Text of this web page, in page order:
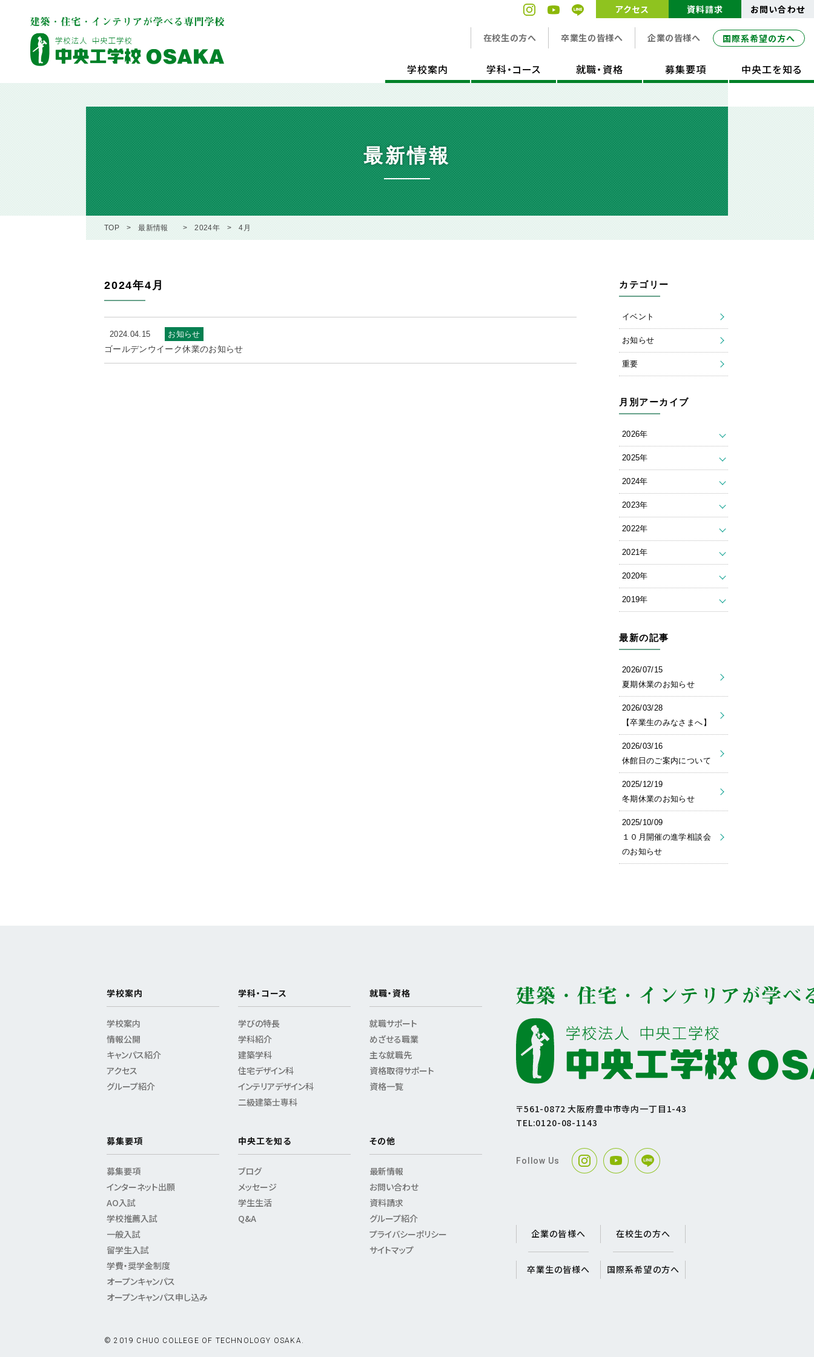
アクセス 資料請求 お問い合わせ
在校生の方へ 卒業生の皆様へ 企業の皆様へ 国際系希望の方へ
学校案内 学科・コース 就職・資格 募集要項 中央工を知る
最新情報
TOP 最新情報 2024年 4月
2024年4月
2024.04.15 お知らせ
ゴールデンウイーク休業のお知らせ
カテゴリー
イベント
お知らせ
重要
月別アーカイブ
2026年
2025年
2024年
2023年
2022年
2021年
2020年
2019年
最新の記事
2026/07/15
夏期休業のお知らせ
2026/03/28
【卒業生のみなさまへ】
2026/03/16
休館日のご案内について
2025/12/19
冬期休業のお知らせ
2025/10/09
１０月開催の進学相談会
のお知らせ
学校案内
学校案内
情報公開
キャンパス紹介
アクセス
グループ紹介
学科・コース
学びの特長
学科紹介
建築学科
住宅デザイン科
インテリアデザイン科
二級建築士専科
就職・資格
就職サポート
めざせる職業
主な就職先
資格取得サポート
資格一覧
募集要項
募集要項
インターネット出願
AO入試
学校推薦入試
一般入試
留学生入試
学費・奨学金制度
オープンキャンパス
オープンキャンパス申し込み
中央工を知る
ブログ
メッセージ
学生生活
Q&A
その他
最新情報
お問い合わせ
資料請求
グループ紹介
プライバシーポリシー
サイトマップ
〒561-0872 大阪府豊中市寺内一丁目1-43
TEL:0120-08-1143
Follow Us
企業の皆様へ 在校生の方へ
卒業生の皆様へ 国際系希望の方へ
© 2019 CHUO COLLEGE OF TECHNOLOGY OSAKA.